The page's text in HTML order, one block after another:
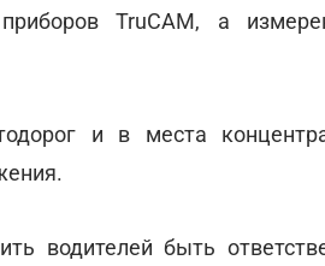
TruCAM, а
и в места
водителей быть